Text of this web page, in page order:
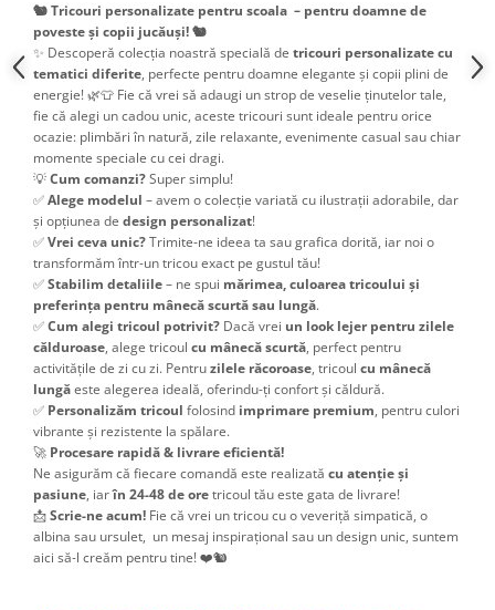
🐿️ Tricouri personalizate pentru scoala – pentru doamne de
poveste și copii jucăuși! 🐿️
✨ Descoperă colecția noastră specială de tricouri personalizate cu
tematici diferite, perfecte pentru doamne elegante și copii plini de
energie! 🌿👕 Fie că vrei să adaugi un strop de veselie ținutelor tale,
fie că alegi un cadou unic, aceste tricouri sunt ideale pentru orice
ocazie: plimbări în natură, zile relaxante, evenimente casual sau chiar
momente speciale cu cei dragi.
💡Cum comanzi?Super simplu!
✅Alege modelul – avem o colecție variată cu ilustrații adorabile, dar
și opțiunea de design personalizat!
✅Vrei ceva unic?Trimite-ne ideea ta sau grafica dorită, iar noi o
transformăm într-un tricou exact pe gustul tău!
✅Stabilim detaliile– ne spui mărimea, culoarea tricoului și
preferința pentru mânecă scurtă sau lungă.
✅Cum alegi tricoul potrivit? Dacă vrei un look lejer pentru zilele
călduroase, alege tricoul cu mânecă scurtă, perfect pentru
activitățile de zi cu zi. Pentruzilele răcoroase, tricoul cu mânecă
lungăeste alegerea ideală, oferindu-ți confort și căldură.
✅ Personalizăm tricoul folosind imprimare premium, pentru culori
vibrante și rezistente la spălare.
🚀 Procesare rapidă & livrare eficientă!
Ne asigurăm că fiecare comandă este realizată cu atenție și
pasiune, iarîn 24-48 de oretricoul tău este gata de livrare!
📩Scrie-ne acum! Fie că vrei un tricou cu o veveriță simpatică, o
albina sau ursulet, un mesaj inspirațional sau un design unic, suntem
aici să-l creăm pentru tine! ❤️🐿️